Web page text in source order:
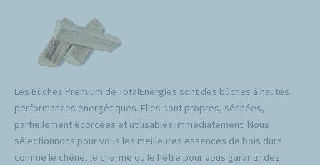
Les Bûches Premium de TotalEnergies sont des bûches à hautes
performances énergétiques. Elles sont propres, séchées,
partiellement écorcées et utilisables immédiatement. Nous
sélectionnons pour vous les meilleures essences de bois durs
comme le chêne, le charme ou le hêtre pour vous garantir des